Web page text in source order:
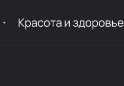
Красота и здоровье